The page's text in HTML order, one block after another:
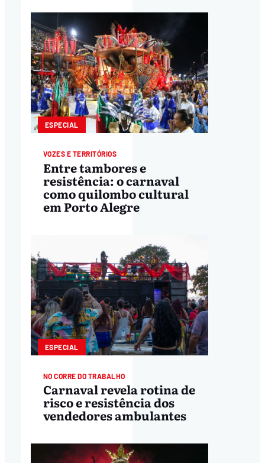
ESPECIAL
VOZES E TERRITÓRIOS
Entre tambores e
resistência: o carnaval
como quilombo cultural
em Porto Alegre
ESPECIAL
NO CORRE DO TRABALHO
Carnaval revela rotina de
risco e resistência dos
vendedores ambulantes